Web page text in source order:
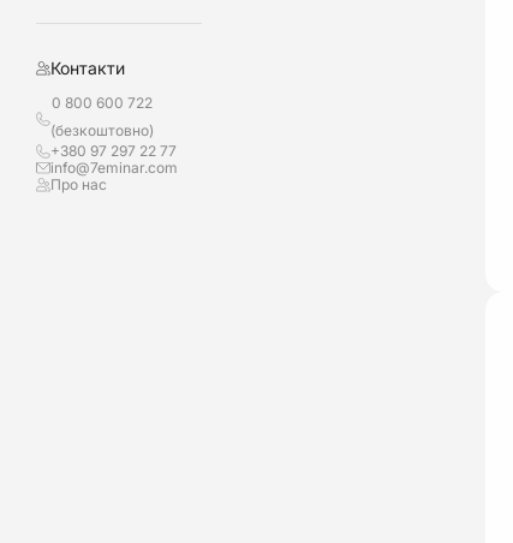
Контакти
0 800 600 722
(безкоштовно)
+380 97 297 22 77
info@7eminar.com
Про нас